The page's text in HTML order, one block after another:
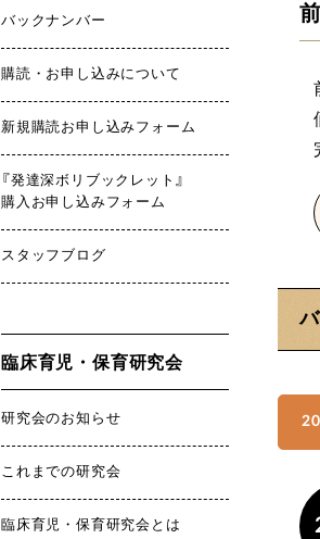
バックナンバー
購読・お申し込みについて
新規購読お申し込みフォーム
『発達深ボリブックレット』
購入お申し込みフォーム
スタッフブログ
臨床育児・保育研究会
研究会のお知らせ
これまでの研究会
臨床育児・保育研究会とは